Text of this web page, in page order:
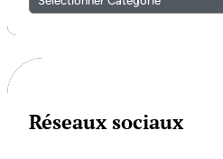
Réseaux sociaux